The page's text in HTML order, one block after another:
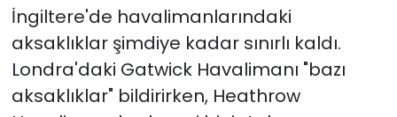
İngiltere'de havalimanlarındaki
aksaklıklar şimdiye kadar sınırlı kaldı.
Londra'daki Gatwick Havalimanı "bazı
aksaklıklar" bildirirken, Heathrow